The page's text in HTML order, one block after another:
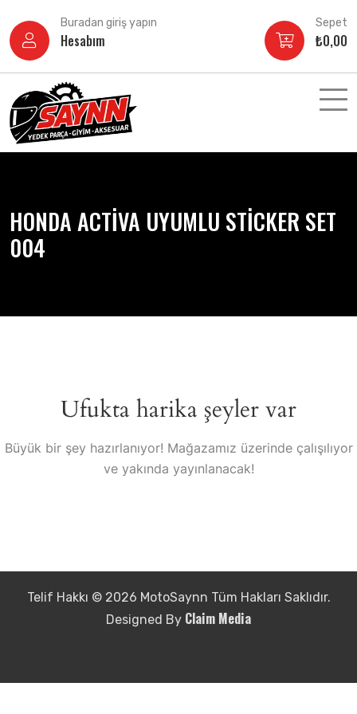
atla
Buradan giriş yapın
Hesabım
Sepet
₺0,00
HONDA ACTİVA UYUMLU STİCKER SET
004
Ufukta harika şeyler var
Büyük bir şey hazırlanıyor! Mağazamız üzerinde çalışılıyor
ve yakında yayınlanacak!
Telif Hakkı © 2026 MotoSaynn Tüm Hakları Saklıdır.
Designed By Claim Media